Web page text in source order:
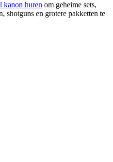
kanon huren om geheime sets,
shotguns en grotere pakketten te